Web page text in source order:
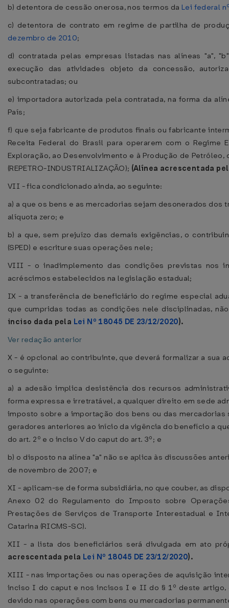
b) detentora de cessão onerosa, nos termos da Lei federal
c) detentora de contrato em regime de partilha de
dezembro de 2010;
d) contratada pelas empresas listadas nas alíneas "a",
execução das atividades objeto da concessão,
subcontratadas; ou
e) importadora autorizada pela contratada, na forma da
País;
f) que seja fabricante de produtos finais ou fabricante
Receita Federal do Brasil para operarem com o
Exploração, ao Desenvolvimento e à Produção de
(REPETRO-INDUSTRIALIZAÇÃO); (Alínea acrescentada
VII - fica condicionado ainda, ao seguinte:
a) a que os bens e as mercadorias sejam desonerados
alíquota zero; e
b) a que, sem prejuízo das demais exigências, o
(SPED) e escriture suas operações nele;
VIII - o inadimplemento das condições previstas nos
acréscimos estabelecidos na legislação estadual;
IX - a transferência de beneficiário do regime especial
que cumpridas todas as condições nele disciplinadas,
inciso dada pela Lei Nº 18045 DE 23/12/2020).
Ver redação anterior
X - é opcional ao contribuinte, que deverá formalizar a sua
o seguinte:
a) a adesão implica desistência dos recursos
forma expressa e irretratável, a qualquer direito em sede
imposto sobre a importação dos bens ou das
geradores anteriores ao início da vigência do benefício a
do art. 2º e o inciso V do caput do art. 3º; e
b) o disposto na alínea "a" não se aplica às discussões
de novembro de 2007; e
XI - aplicam-se de forma subsidiária, no que couber, as
Anexo 02 do Regulamento do Imposto sobre
Prestações de Serviços de Transporte Interestadual e
Catarina (RICMS-SC).
XII - a lista dos beneficiários será divulgada em ato
acrescentada pela Lei Nº 18045 DE 23/12/2020).
XIII - nas importações ou nas operações de aquisição
inciso I do caput e nos incisos I e II do § 1º deste
devido nas operações com bens ou mercadorias